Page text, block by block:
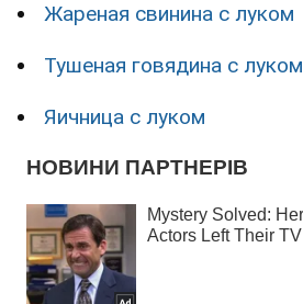
Жареная свинина с луком
Тушеная говядина с луком
Яичница с луком